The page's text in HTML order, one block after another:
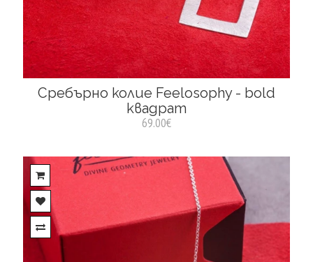
Сребърно колие Feelosophy - bold
квадрат
69.00€